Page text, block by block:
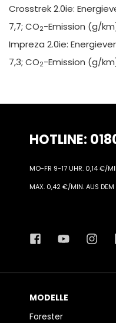
Crosstrek 2.0ie:
7,7; CO2-Emission (g/
Impreza 2.0ie:
7,3; CO2-Emission (g/
HOTLINE:
MO-FR 9-17 UHR. 0,14 €/
MAX. 0,42 €/MIN. AUS DEM
MODELLE
Forester